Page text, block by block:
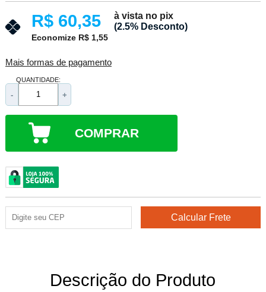
R$ 60,35
à vista no pix
(2.5% Desconto)
Economize R$ 1,55
Mais formas de pagamento
QUANTIDADE:
- +
COMPRAR
Descrição do Produto